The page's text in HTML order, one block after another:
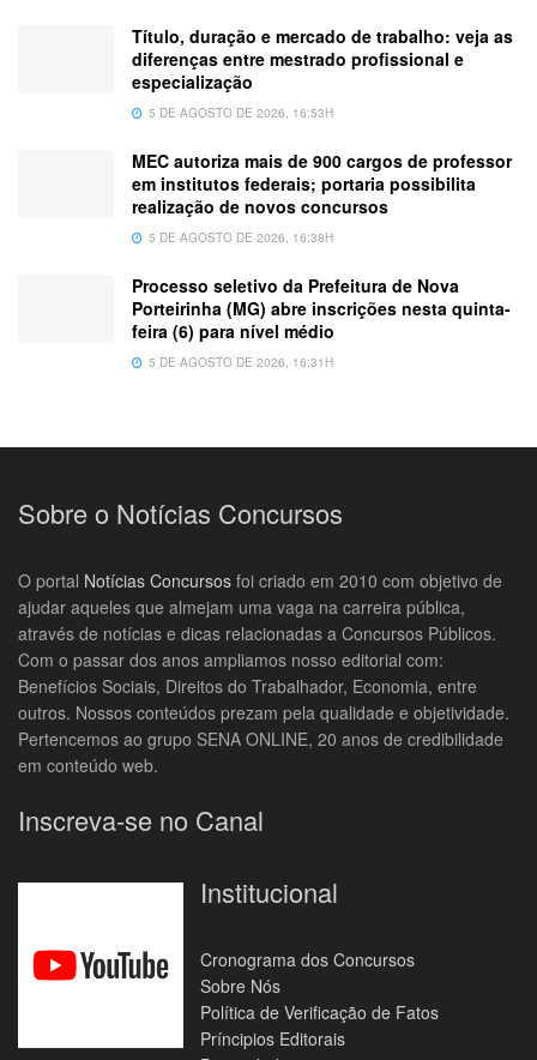
Título, duração e mercado de trabalho: veja as
diferenças entre mestrado profissional e
especialização
5 DE AGOSTO DE 2026, 16:53H
MEC autoriza mais de 900 cargos de professor
em institutos federais; portaria possibilita
realização de novos concursos
5 DE AGOSTO DE 2026, 16:38H
Processo seletivo da Prefeitura de Nova
Porteirinha (MG) abre inscrições nesta quinta-
feira (6) para nível médio
5 DE AGOSTO DE 2026, 16:31H
Sobre o Notícias Concursos
O portal Notícias Concursos foi criado em 2010 com objetivo de
ajudar aqueles que almejam uma vaga na carreira pública,
através de notícias e dicas relacionadas a Concursos Públicos.
Com o passar dos anos ampliamos nosso editorial com:
Benefícios Sociais, Direitos do Trabalhador, Economia, entre
outros. Nossos conteúdos prezam pela qualidade e objetividade.
Pertencemos ao grupo SENA ONLINE, 20 anos de credibilidade
em conteúdo web.
Inscreva-se no Canal
Institucional
Cronograma dos Concursos
Sobre Nós
Política de Verificação de Fatos
Príncipios Editorais